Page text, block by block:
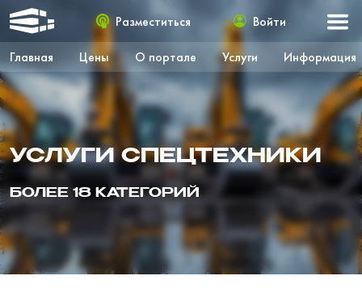
Главная Цены О портале Услуги Информация
Разместиться Войти
УСЛУГИ СПЕЦТЕХНИКИ
БОЛЕЕ 18 КАТЕГОРИЙ